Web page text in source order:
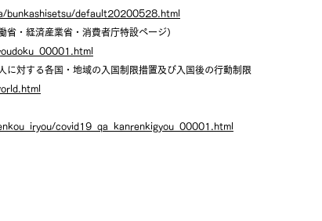
bunkashisetsu/default20200528.html
・経済産業省・消費者庁特設ページ）
に対する各国・地域の入国制限措置及び入国後の行動制限
covid19_qa_kanrenkigyou_00001.html